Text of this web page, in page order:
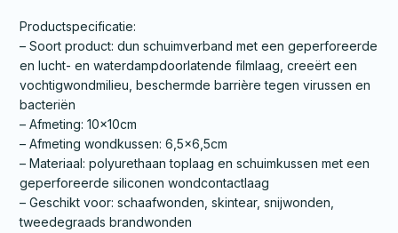
Productspecificatie:
– Soort product: dun schuimverband met een geperforeerde
en lucht- en waterdampdoorlatende filmlaag, creeërt een
vochtigwondmilieu, beschermde barrière tegen virussen en
bacteriën
– Afmeting: 10x10cm
– Afmeting wondkussen: 6,5×6,5cm
– Materiaal: polyurethaan toplaag en schuimkussen met een
geperforeerde siliconen wondcontactlaag
– Geschikt voor: schaafwonden, skintear, snijwonden,
tweedegraads brandwonden